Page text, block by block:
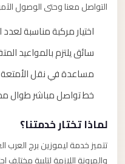
التواصل معنا وحتى الوصول
اختيار مركبة مناسبة لعدد
سائق يلتزم بالمواعيد
مساعدة في نقل الأمتعة
خط تواصل مباشر طوال مدة
لماذا تختار خدمتنا؟
تتميز خدمة ليموزين برج العرب
والمرونة اللازمة لتلبية مختلف